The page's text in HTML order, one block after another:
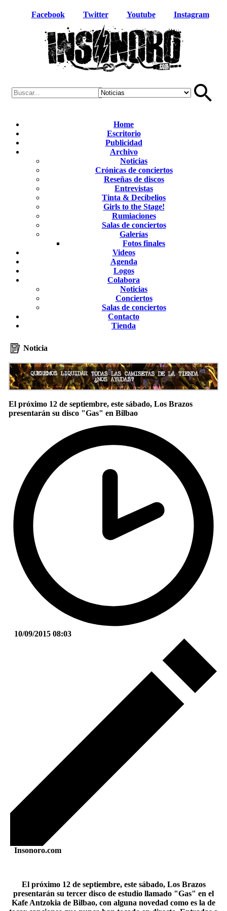
Facebook Twitter Youtube Instagram
Home
Escritorio
Publicidad
Archivo
Noticias
Crónicas de conciertos
Reseñas de discos
Entrevistas
Tinta & Decibelios
Girls to the Stage!
Rumiaciones
Salas de conciertos
Galerías
Fotos finales
Videos
Agenda
Logos
Colabora
Noticias
Conciertos
Salas de conciertos
Contacto
Tienda
Noticia
El próximo 12 de septiembre, este sábado, Los Brazos
presentarán su disco "Gas" en Bilbao
10/09/2015 08:03
Insonoro.com
El próximo 12 de septiembre, este sábado, Los Brazos
presentarán su tercer disco de estudio llamado "Gas" en el
Kafe Antzokia de Bilbao, con alguna novedad como es la de